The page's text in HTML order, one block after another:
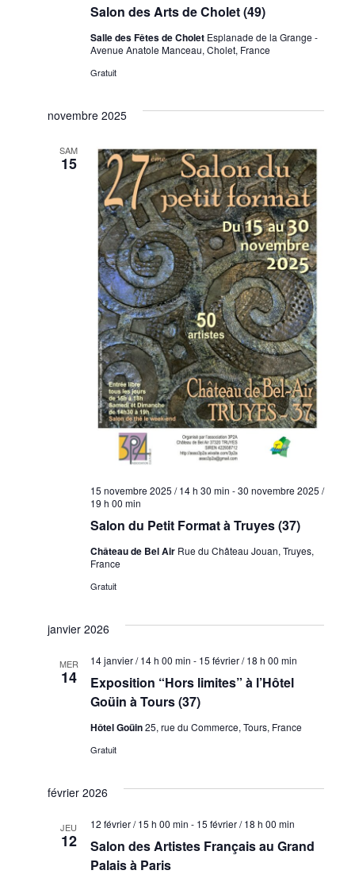
Salon des Arts de Cholet (49)
Salle des Fêtes de Cholet Esplanade de la Grange -
Avenue Anatole Manceau, Cholet, France
Gratuit
novembre 2025
SAM
15
Salon du Petit Format à Truyes (37)
15 novembre 2025 / 14 h 30 min -30 novembre 2025 /
19 h 00 min
Château de Bel Air Rue du Château Jouan, Truyes,
France
Gratuit
janvier 2026
MER
14
Exposition “Hors limites” à l’Hôtel
Goüin à Tours (37)
14 janvier / 14 h 00 min - 15 février / 18 h 00 min
Hôtel Goüin25, rue du Commerce, Tours, France
Gratuit
février 2026
JEU
12
Salon des Artistes Français au Grand
Palais à Paris
12 février / 15 h 00 min - 15 février / 18 h 00 min